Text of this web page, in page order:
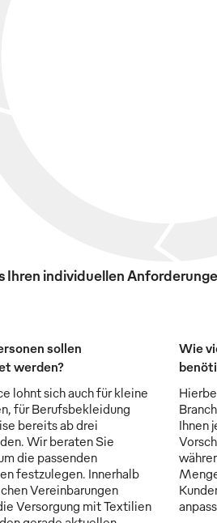
Ihren individuellen
sollen
werden?
lohnt sich auch für kleine
für Berufsbekleidung
bereits ab drei
Wir beraten Sie
die passenden
festzulegen. Innerhalb
Vereinbarungen
Versorgung mit Textilien
Wie
Ihnen